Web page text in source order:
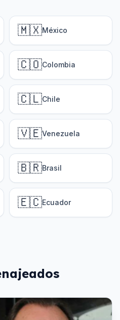
🇲🇽México
🇨🇴Colombia
🇨🇱Chile
🇻🇪Venezuela
🇧🇷Brasil
🇪🇨Ecuador